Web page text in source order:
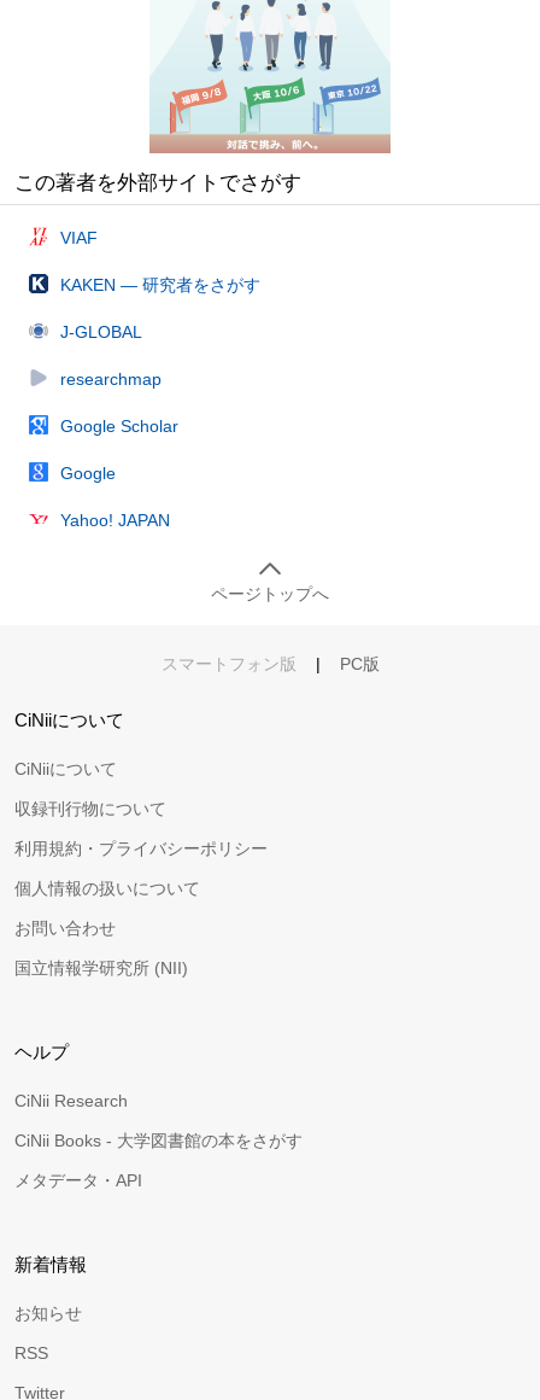
この著者を外部サイトでさがす
VIAF
KAKEN — 研究者をさがす
J-GLOBAL
researchmap
Google Scholar
Google
Yahoo! JAPAN
ページトップへ
スマートフォン版 | PC版
CiNiiについて
CiNiiについて
収録刊行物について
利用規約・プライバシーポリシー
個人情報の扱いについて
お問い合わせ
国立情報学研究所 (NII)
ヘルプ
CiNii Research
CiNii Books - 大学図書館の本をさがす
メタデータ・API
新着情報
お知らせ
RSS
Twitter